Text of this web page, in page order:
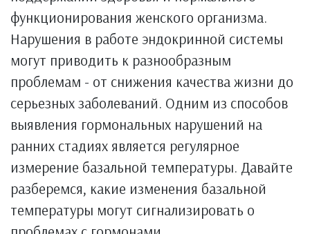
функционирования женского организма.
Нарушения в работе эндокринной системы
могут приводить к разнообразным
проблемам - от снижения качества жизни до
серьезных заболеваний. Одним из способов
выявления гормональных нарушений на
ранних стадиях является регулярное
измерение базальной температуры. Давайте
разберемся, какие изменения базальной
температуры могут сигнализировать о